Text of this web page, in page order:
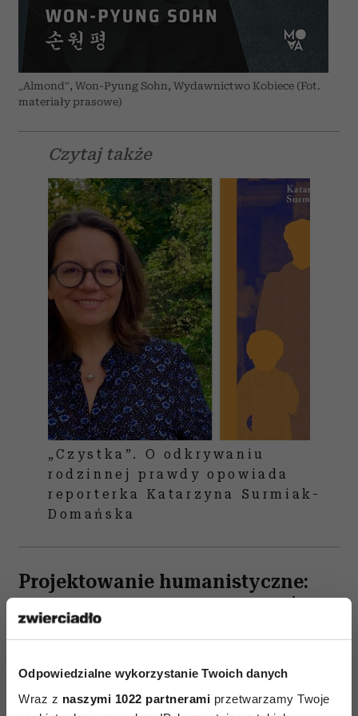
Odpowiedzialne wykorzystanie Twoich danych
Wraz z naszymi 1022 partnerami przetwarzamy Twoje
„Almond”, Won-Pyung Sohn, Wydawnictwo Kobiece (Fot.
materiały prasowe)
Czytaj także
„Czystka”. O odkrywaniu
rodzinnej prawdy opowiada
reporterka Katarzyna Surmiak-
Domańska
Projektowanie humanistyczne:
zbudował Bauhaus”
był wcale taki fajny? Jednak twórczość